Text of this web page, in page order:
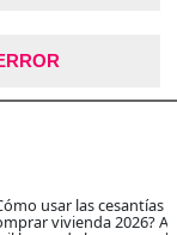
usar las cesantías
vivienda 2026?